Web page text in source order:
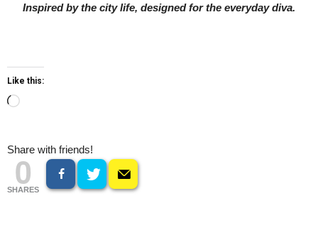
Inspired by the city life, designed for the everyday diva.
Like this:
Loading…
Share with friends!
0
SHARES